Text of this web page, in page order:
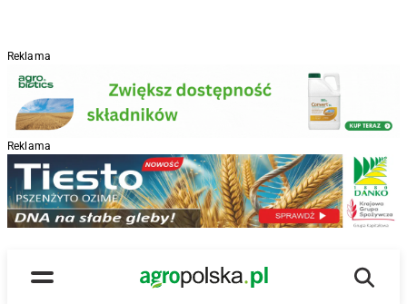
Reklama
Reklama
Menu
Main Logo